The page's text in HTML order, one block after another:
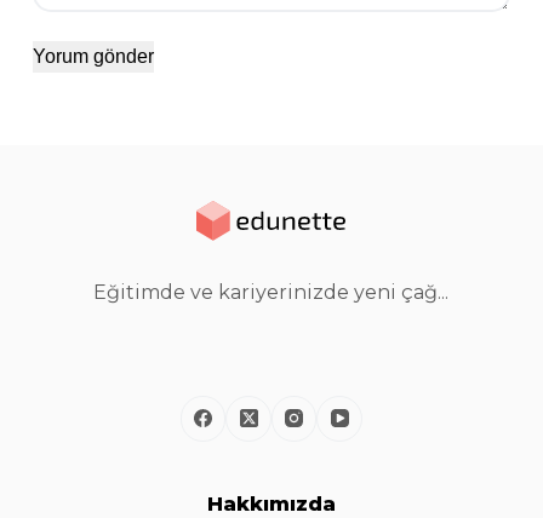
Yorum gönder
Eğitimde ve kariyerinizde yeni çağ...
Hakkımızda